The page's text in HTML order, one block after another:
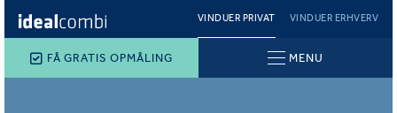
VINDUER PRIVAT VINDUER ERHVERV
FÅ GRATIS OPMÅLING MENU